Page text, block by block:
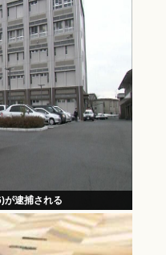
が逮捕される